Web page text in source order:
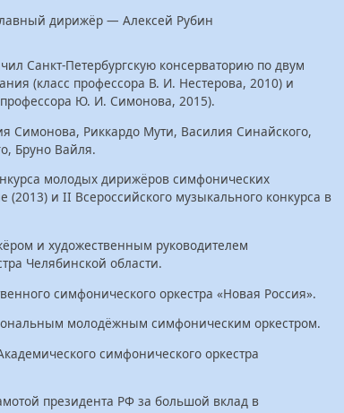
дирижёр — Алексей Рубин
Санкт-Петербургскую консерваторию по двум
(класс профессора В. И. Нестерова, 2010) и
Ю. И. Симонова, 2015).
Симонова, Риккардо Мути, Василия Синайского,
Бруно Вайля.
молодых дирижёров симфонических
и II Всероссийского музыкального конкурса в
и художественным руководителем
Челябинской области.
симфонического оркестра «Новая Россия».
молодёжным симфоническим оркестром.
симфонического оркестра
президента РФ за большой вклад в